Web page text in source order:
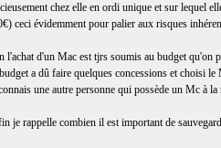
chez elle en ordi unique et sur lequel
ceci évidemment pour palier aux risques
l'achat d'un Mac est tjrs soumis au budget qu'on
a dû faire quelques concessions et choisi
une autre personne qui possède un Mc à
je rappelle combien il est important de